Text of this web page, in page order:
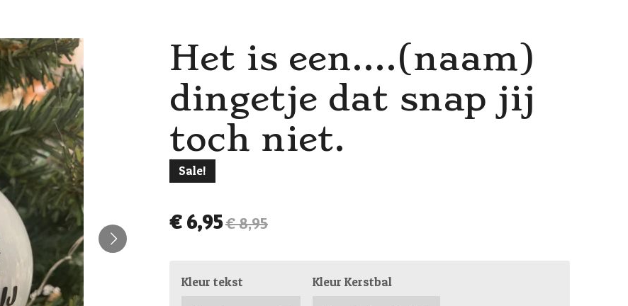
Het is een....(naam)
dingetje dat snap jij
toch niet.
Sale!
€ 6,95€ 8,95
Kleur tekst Kleur Kerstbal